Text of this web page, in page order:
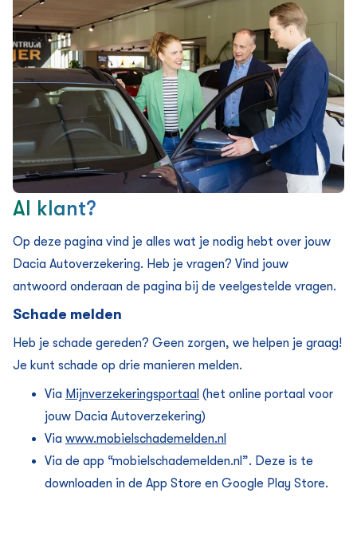
Al klant?
Op deze pagina vind je alles wat je nodig hebt over jouw
Dacia Auto­verzekering. Heb je vragen? Vind jouw
antwoord onderaan de pagina bij de veelgestelde vragen.
Schade melden
Heb je schade gereden? Geen zorgen, we helpen je graag!
Je kunt schade op drie manieren melden.
Via Mijnverzekeringsportaal (het online portaal voor
jouw Dacia Auto­verzekering)
Via www.mobielschademelden.nl
Via de app “mobielschademelden.nl”. Deze is te
downloaden in de App Store en Google Play Store.